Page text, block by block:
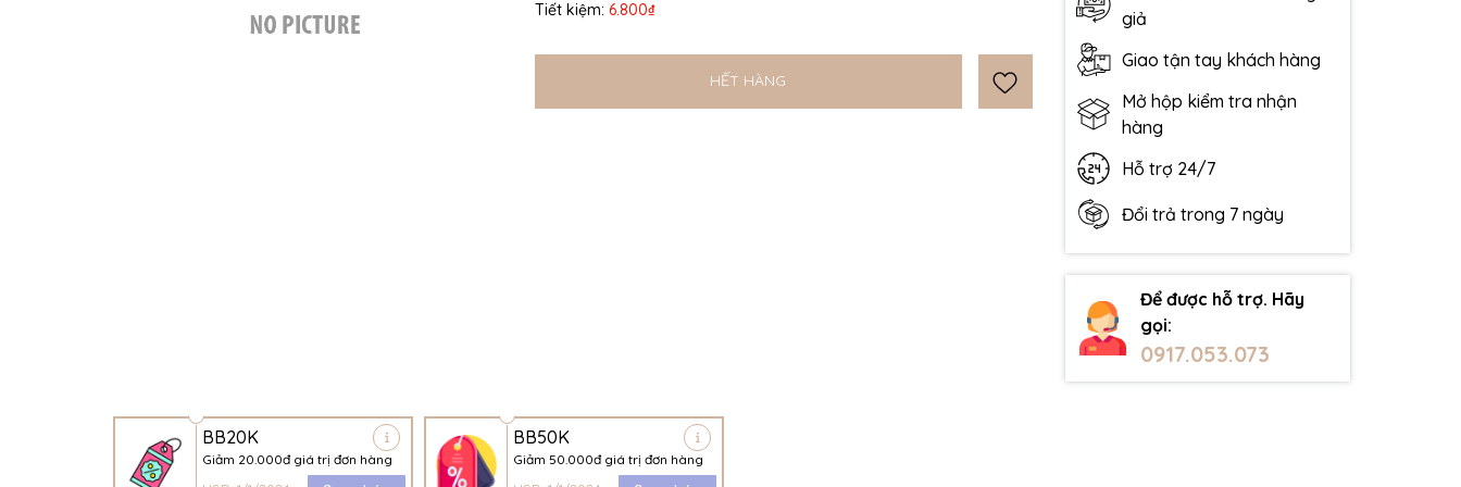
Tiết kiệm: 6.800₫
HẾT HÀNG
giả
Giao tận tay khách hàng
Mở hộp kiểm tra nhận
hàng
Hỗ trợ 24/7
Đổi trả trong 7 ngày
Để được hỗ trợ. Hãy
gọi:
0917.053.073
BB20K
Giảm 20.000đ giá trị đơn hàng
BB50K
Giảm 50.000đ giá trị đơn hàng